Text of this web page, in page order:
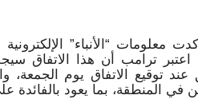
معلومات “الأنباء”
اعتبر ترامب أن هذا الاتفاق
عند توقيع الاتفاق يوم الجمعة،
في المنطقة، بما يعود بالفائدة